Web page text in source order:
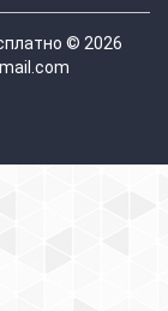
© 2026